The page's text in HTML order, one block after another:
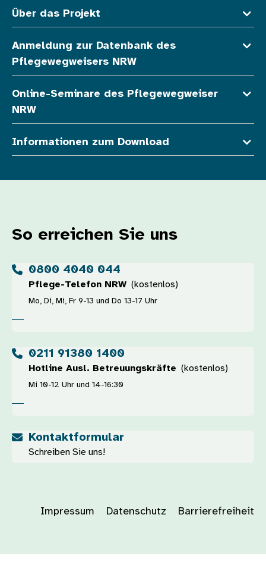
Über das Projekt
Anmeldung zur Datenbank des
Pflegewegweisers NRW
Online-Seminare des Pflegewegweiser
NRW
Informationen zum Download
So erreichen Sie uns
0800 4040 044
Pflege-Telefon NRW (kostenlos)
Mo, Di, Mi, Fr 9-13 und Do 13-17 Uhr
0211 91380 1400
Hotline Ausl. Betreuungskräfte (kostenlos)
Mi 10-12 Uhr und 14-16:30
Kontaktformular
Schreiben Sie uns!
Impressum Datenschutz Barrierefreiheit